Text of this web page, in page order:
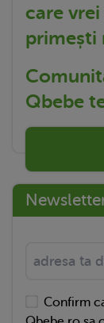
care vrei
primești
Qbebe
Confirm